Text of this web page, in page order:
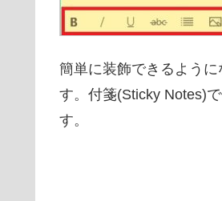
簡単に装飾できるように
す。付箋(Sticky Notes)
す。